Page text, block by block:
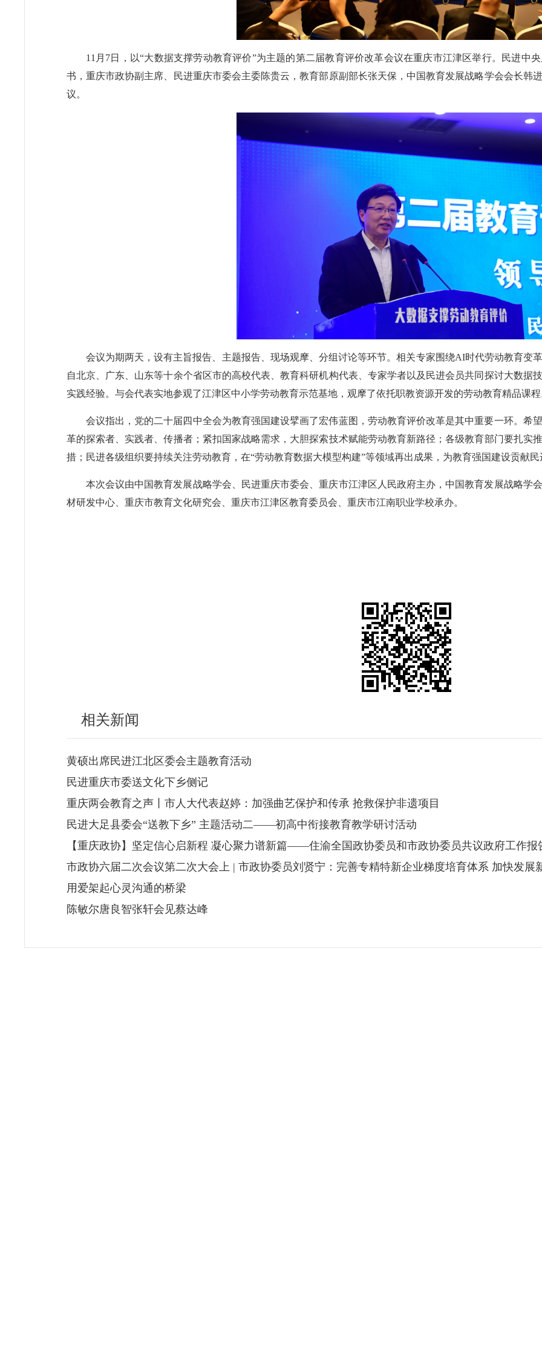
11月7日，以“大数据支撑劳动教育评价”为主题的第二届教育评价改革会议在重庆市江津区举行。民进中
书，重庆市政协副主席、民进重庆市委会主委陈贵云，教育部原副部长张天保，中国教育发展战略学会会长韩
议。
会议为期两天，设有主旨报告、主题报告、现场观摩、分组讨论等环节。相关专家围绕AI时代劳动教育变
自北京、广东、山东等十余个省区市的高校代表、教育科研机构代表、专家学者以及民进会员共同探讨大数据
实践经验。与会代表实地参观了江津区中小学劳动教育示范基地，观摩了依托职教资源开发的劳动教育精品课程
会议指出，党的二十届四中全会为教育强国建设擘画了宏伟蓝图，劳动教育评价改革是其中重要一环。希
革的探索者、实践者、传播者；紧扣国家战略需求，大胆探索技术赋能劳动教育新路径；各级教育部门要扎实
措；民进各级组织要持续关注劳动教育，在“劳动教育数据大模型构建”等领域再出成果，为教育强国建设贡献民
本次会议由中国教育发展战略学会、民进重庆市委会、重庆市江津区人民政府主办，中国教育发展战略学
材研发中心、重庆市教育文化研究会、重庆市江津区教育委员会、重庆市江南职业学校承办。
相关新闻
黄硕出席民进江北区委会主题教育活动
民进重庆市委送文化下乡侧记
重庆两会教育之声丨市人大代表赵婷：加强曲艺保护和传承 抢救保护非遗项目
民进大足县委会“送教下乡” 主题活动二——初高中衔接教育教学研讨活动
【重庆政协】坚定信心启新程 凝心聚力谱新篇——住渝全国政协委员和市政协委员共议政府工作报
市政协六届二次会议第二次大会上 | 市政协委员刘贤宁：完善专精特新企业梯度培育体系 加快发展
用爱架起心灵沟通的桥梁
陈敏尔唐良智张轩会见蔡达峰